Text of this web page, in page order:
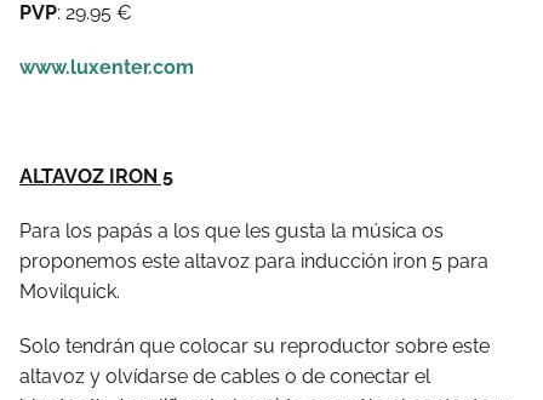
PVP: 29.95 €
www.luxenter.com
ALTAVOZ IRON 5
Para los papás a los que les gusta la música os
proponemos este altavoz para inducción iron 5 para
Movilquick.
Solo tendrán que colocar su reproductor sobre este
altavoz y olvídarse de cables o de conectar el